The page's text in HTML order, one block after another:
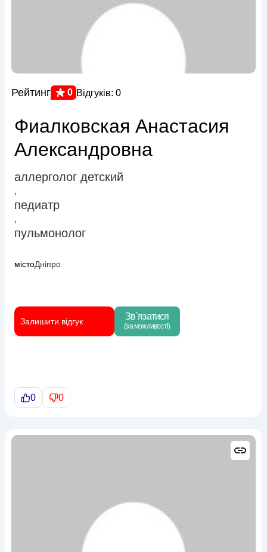
Рейтинг 0 Відгуків: 0
Фиалковская Анастасия
Александровна
аллерголог детский
,
педиатр
,
пульмонолог
містоДніпро
Залишити відгук Зв`язатися
(за можливості)
0 0